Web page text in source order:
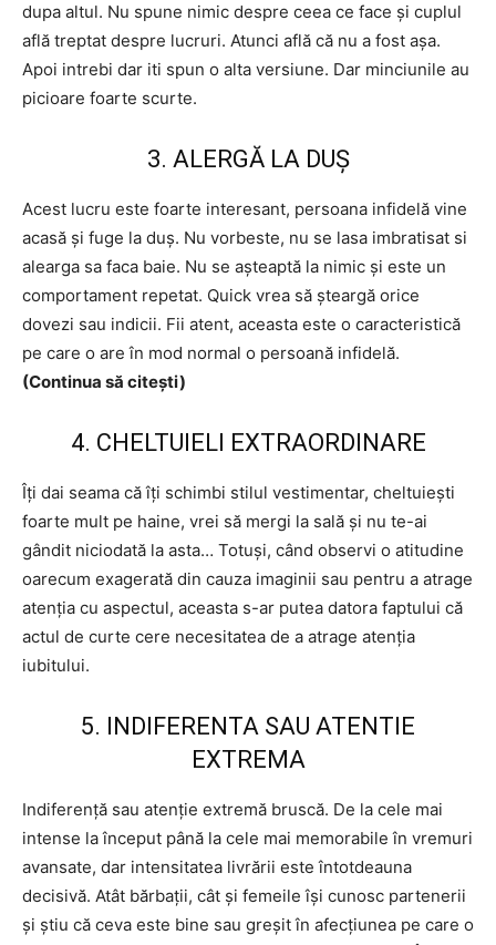
dupa altul. Nu spune nimic despre ceea ce face și cuplul
află treptat despre lucruri. Atunci află că nu a fost așa.
Apoi intrebi dar iti spun o alta versiune. Dar minciunile au
picioare foarte scurte.
3. ALERGĂ LA DUȘ
Acest lucru este foarte interesant, persoana infidelă vine
acasă și fuge la duș. Nu vorbeste, nu se lasa imbratisat si
alearga sa faca baie. Nu se așteaptă la nimic și este un
comportament repetat. Quick vrea să șteargă orice
dovezi sau indicii. Fii atent, aceasta este o caracteristică
pe care o are în mod normal o persoană infidelă.
(Continua să citești)
4. CHELTUIELI EXTRAORDINARE
Îți dai seama că îți schimbi stilul vestimentar, cheltuiești
foarte mult pe haine, vrei să mergi la sală și nu te-ai
gândit niciodată la asta… Totuși, când observi o atitudine
oarecum exagerată din cauza imaginii sau pentru a atrage
atenția cu aspectul, aceasta s-ar putea datora faptului că
actul de curte cere necesitatea de a atrage atenția
iubitului.
5. INDIFERENTA SAU ATENTIE
EXTREMA
Indiferență sau atenție extremă bruscă. De la cele mai
intense la început până la cele mai memorabile în vremuri
avansate, dar intensitatea livrării este întotdeauna
decisivă. Atât bărbații, cât și femeile își cunosc partenerii
și știu că ceva este bine sau greșit în afecțiunea pe care o